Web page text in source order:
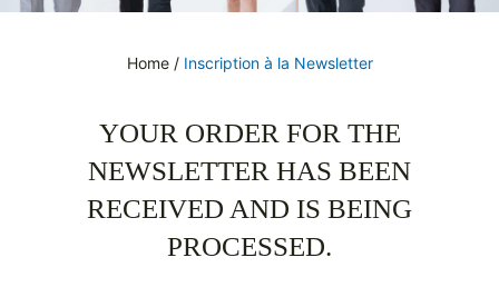
Home/ Inscription à la Newsletter
YOUR ORDER FOR THE
NEWSLETTER HAS BEEN
RECEIVED AND IS BEING
PROCESSED.